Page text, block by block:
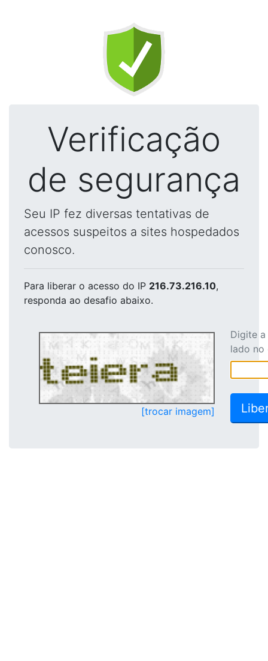
Verificação
de segurança
Seu IP fez diversas tentativas de
acessos suspeitos a sites hospedados
conosco.
Para liberar o acesso do IP 216.73.216.10,
responda ao desafio abaixo.
[trocar imagem]
Digite
lado no